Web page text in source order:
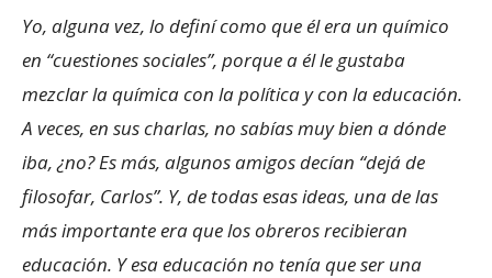
Yo, alguna vez, lo definí como que él era un químico
en “cuestiones sociales”, porque a él le gustaba
mezclar la química con la política y con la educación.
A veces, en sus charlas, no sabías muy bien a dónde
iba, ¿no? Es más, algunos amigos decían “dejá de
filosofar, Carlos”. Y, de todas esas ideas, una de las
más importante era que los obreros recibieran
educación. Y esa educación no tenía que ser una